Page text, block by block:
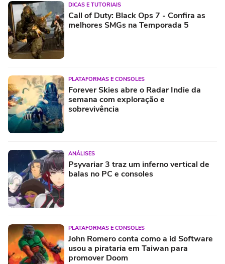
DICAS E TUTORIAIS
Call of Duty: Black Ops 7 - Confira as
melhores SMGs na Temporada 5
PLATAFORMAS E CONSOLES
Forever Skies abre o Radar Indie da
semana com exploração e
sobrevivência
ANÁLISES
Psyvariar 3 traz um inferno vertical de
balas no PC e consoles
PLATAFORMAS E CONSOLES
John Romero conta como a id Software
usou a pirataria em Taiwan para
promover Doom